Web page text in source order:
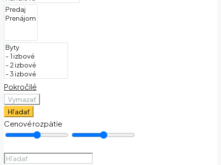
Pokročilé
Vymazať
Hľadať
Cenové rozpätie